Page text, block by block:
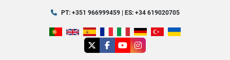
PT: +351 966999459 | ES: +34 619020705
twitterfacebook
youtubeinstagram